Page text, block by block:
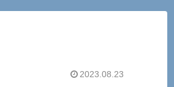
2023.08.23